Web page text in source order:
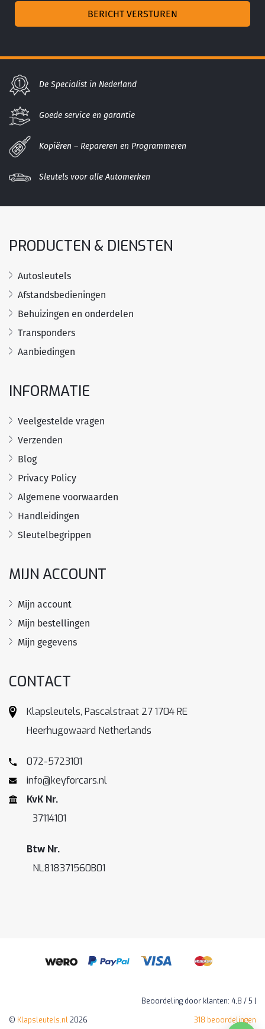
De Specialist in Nederland
Goede service en garantie
Kopiëren – Repareren en Programmeren
Sleutels voor alle Automerken
PRODUCTEN & DIENSTEN
Autosleutels
Afstandsbedieningen
Behuizingen en onderdelen
Transponders
Aanbiedingen
INFORMATIE
Veelgestelde vragen
Verzenden
Blog
Privacy Policy
Algemene voorwaarden
Handleidingen
Sleutelbegrippen
MIJN ACCOUNT
Mijn account
Mijn bestellingen
Mijn gegevens
CONTACT
Klapsleutels, Pascalstraat 27 1704 RE
Heerhugowaard Netherlands
072-5723101
info@keyforcars.nl
KvK Nr.
37114101
Btw Nr.
NL818371560B01
© Klapsleutels.nl2026
Beoordeling door klanten: 4,8 /5 |
318 beoordelingen